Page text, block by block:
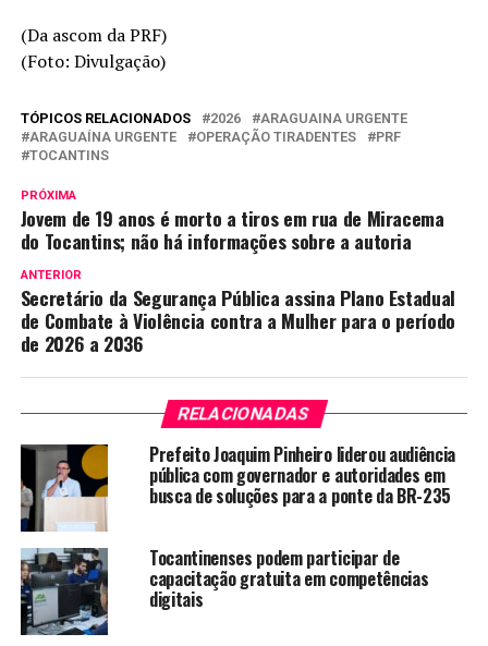
(Da ascom da PRF)
(Foto: Divulgação)
TÓPICOS RELACIONADOS 2026
ARAGUAINA URGENTE
ARAGUAÍNA URGENTE
OPERAÇÃO TIRADENTES
PRF
TOCANTINS
PRÓXIMA
Jovem de 19 anos é morto a tiros em rua de Miracema
do Tocantins; não há informações sobre a autoria
ANTERIOR
Secretário da Segurança Pública assina Plano Estadual
de Combate à Violência contra a Mulher para o período
de 2026 a 2036
RELACIONADAS
Prefeito Joaquim Pinheiro liderou audiência
pública com governador e autoridades em
busca de soluções para a ponte da BR-235
Tocantinenses podem participar de
capacitação gratuita em competências
digitais